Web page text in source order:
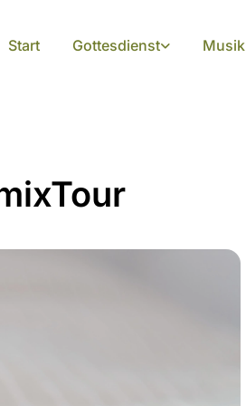
Start Gottesdienst Musik